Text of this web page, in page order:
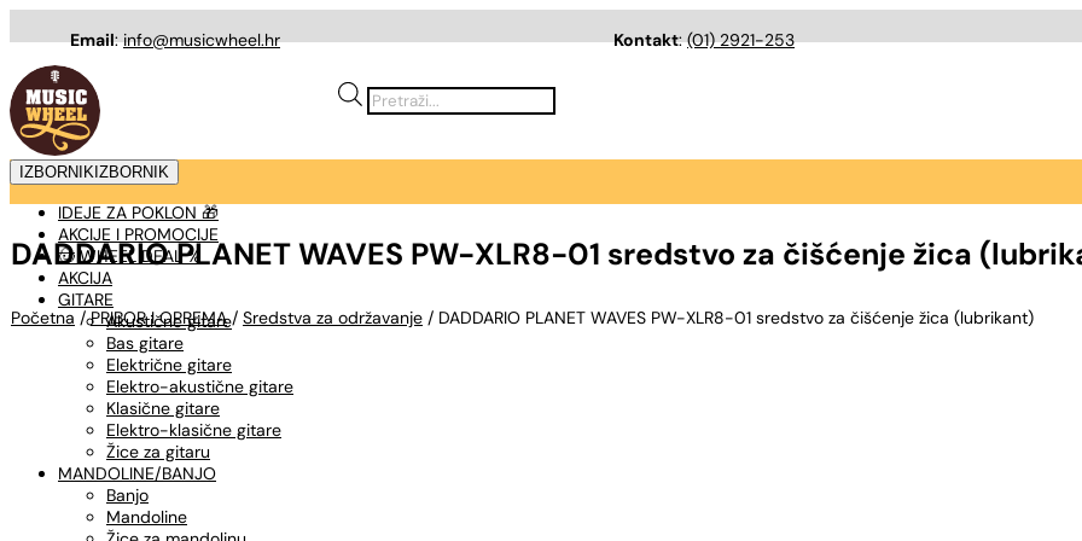
Email: info@musicwheel.hr Kontakt:(01) 2921-253
Products
search
IZBORNIK IZBORNIK
IDEJE ZA POKLON 🎁
AKCIJE I PROMOCIJE
🤠 WHEEL DEAL %
AKCIJA
GITARE
Akustične gitare
Bas gitare
Električne gitare
Elektro-akustične gitare
Klasične gitare
Elektro-klasične gitare
Žice za gitaru
MANDOLINE/BANJO
Banjo
Mandoline
DADDARIO PLANET WAVES PW-XLR8-01 sredstvo za čišćenje žica
Početna /PRIBOR I OPREMA/ Sredstva za održavanje / DADDARIO PLANET WAVES PW-XLR8-01 sredstvo za čišćenje žica (lubrikant)